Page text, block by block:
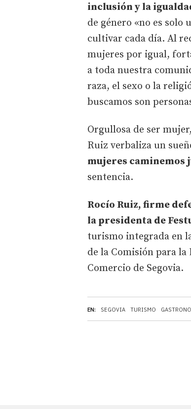
EN: SEGOVIA TURISMO
inclusión y la
de género «no es solo
cultivar cada día. Al
mujeres por igual,
a toda nuestra
raza, el sexo o la
buscamos son
Orgullosa de ser
Ruiz verbaliza un
mujeres caminemos
sentencia.
Rocío Ruiz, firme
la presidenta de
turismo integrada en
de la Comisión para
Comercio de Segovia.